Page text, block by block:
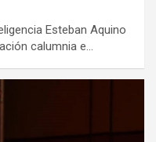
Esteban Aquino
calumnia e…